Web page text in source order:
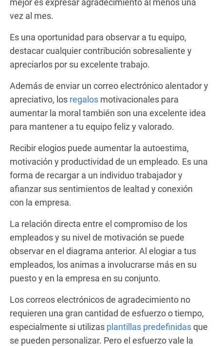
vez al mes.
Es una oportunidad para observar a tu equipo,
destacar cualquier contribución sobresaliente y
apreciarlos por su excelente trabajo.
Además de enviar un correo electrónico alentador y
apreciativo, los regalos motivacionales para
aumentar la moral también son una excelente idea
para mantener a tu equipo feliz y valorado.
Recibir elogios puede aumentar la autoestima,
motivación y productividad de un empleado. Es una
forma de recargar a un individuo trabajador y
afianzar sus sentimientos de lealtad y conexión
con la empresa.
La relación directa entre el compromiso de los
empleados y su nivel de motivación se puede
observar en el diagrama anterior. Al elogiar a tus
empleados, los animas a involucrarse más en su
puesto y en la empresa en su conjunto.
Los correos electrónicos de agradecimiento no
requieren una gran cantidad de esfuerzo o tiempo,
especialmente si utilizas plantillas predefinidasque
se pueden personalizar. Pero el esfuerzo vale la